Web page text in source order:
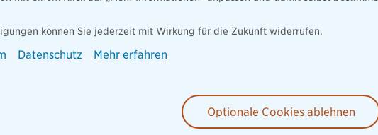
und Flüssigkeitsschäden
können Sie jederzeit mit Wirkung für die Zukunft widerrufen.
Datenschutz Mehr erfahren
Optionale Cookies ablehnen